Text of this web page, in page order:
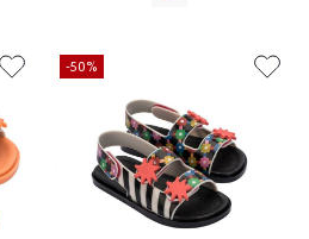
-50%